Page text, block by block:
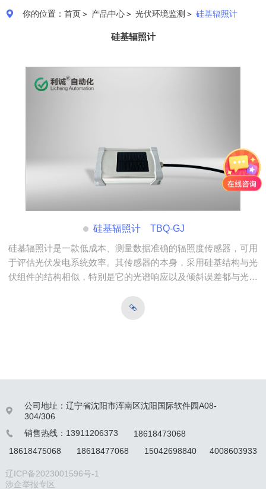
 你的位置：首页＞ 产品中心＞ 光伏环境监测 ＞ 硅基辐照计
硅基辐照计
硅基辐照计 TBQ-GJ
硅基辐照计是一款低成本、测量数据准确的辐照度传感器，可用
于评估光伏发电系统效率。其传感器的本身，采用硅基结构与光
伏组件的结构相似，特别是它的光谱响应以及倾斜误差都与光伏
度数据有据可循。

公司地址：辽宁省沈阳市浑南区沈阳国际软件园A08-
304/306
 销售热线：13911206373
18618473068
18618475068
18618477068 15042698840 4008603933
辽ICP备2023001596号-1
涉企举报专区